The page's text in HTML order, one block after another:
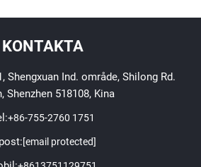
KONTAKTA
Shengxuan Ind. område, Shilong Rd.
Shenzhen 518108, Kina
+86-755-2760 1751
[email protected]